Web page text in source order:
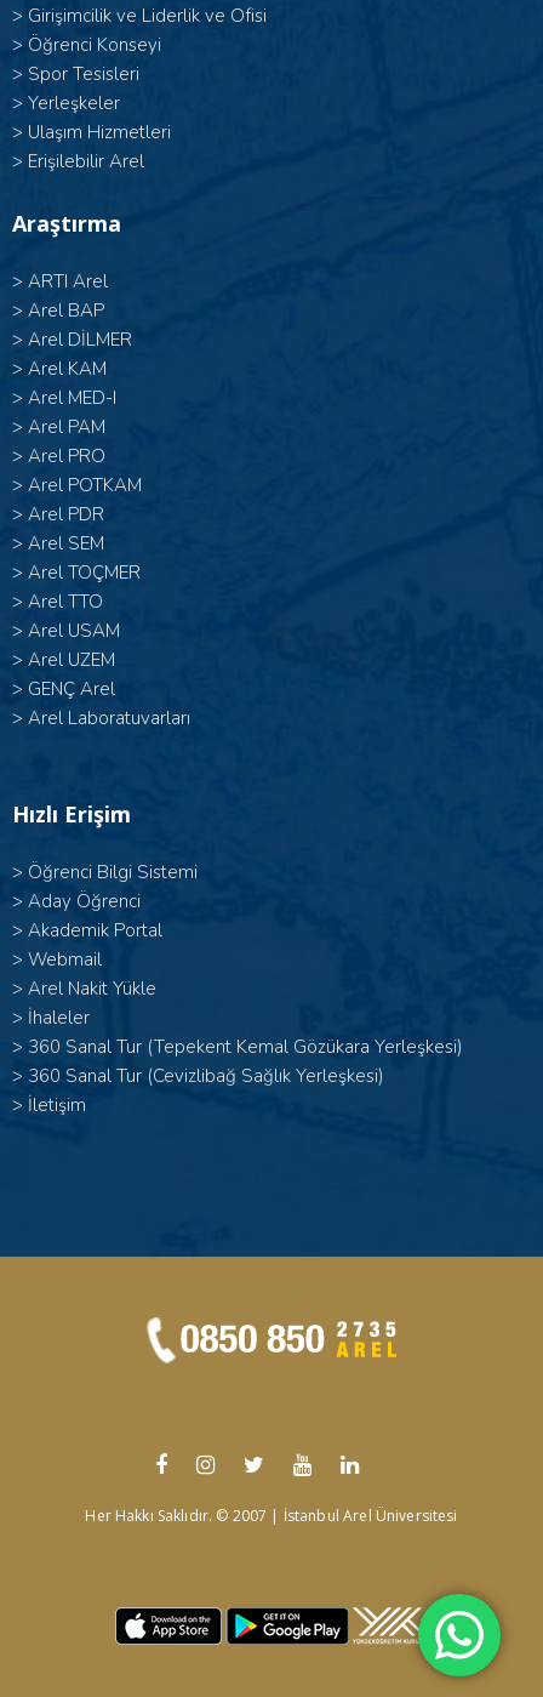
> Girişimcilik ve Liderlik ve Ofisi
> Öğrenci Konseyi
> Spor Tesisleri
> Yerleşkeler
> Ulaşım Hizmetleri
> Erişilebilir Arel
Araştırma
> ARTI Arel
> Arel BAP
> Arel DİLMER
> Arel KAM
> Arel MED-I
> Arel PAM
> Arel PRO
> Arel POTKAM
> Arel PDR
> Arel SEM
> Arel TOÇMER
> Arel TTO
> Arel USAM
> Arel UZEM
> GENÇ Arel
> Arel Laboratuvarları
Hızlı Erişim
> Öğrenci Bilgi Sistemi
> Aday Öğrenci
> Akademik Portal
> Webmail
> Arel Nakit Yükle
> İhaleler
> 360 Sanal Tur (Tepekent Kemal Gözükara Yerleşkesi)
> 360 Sanal Tur (Cevizlibağ Sağlık Yerleşkesi)
> İletişim
Her Hakkı Saklıdır. © 2007 | İstanbul Arel Üniversitesi